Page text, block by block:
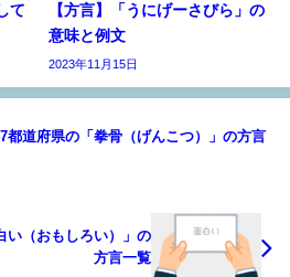
て
【方言】「うにげーさびら」の
意味と例文
2023年11月15日
都道府県の「拳骨（げんこつ）」の方言
い（おもしろい）」の
方言一覧